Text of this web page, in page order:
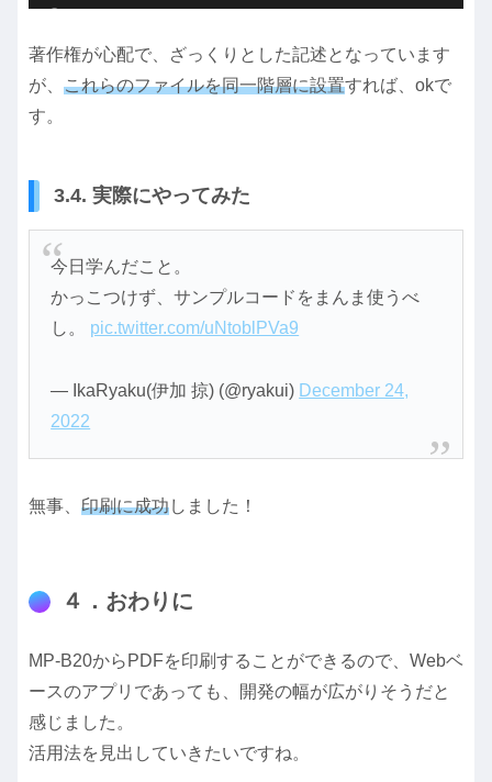
著作権が心配で、ざっくりとした記述となっています
が、 これらのファイルを同一階層に設置すれば、okで
す。
3.4. 実際にやってみた
今日学んだこと。
かっこつけず、サンプルコードをまんま使うべ
し。 pic.twitter.com/uNtoblPVa9
— IkaRyaku(伊加 掠) (@ryakui) December 24,
2022
無事、 印刷に成功しました！
４．おわりに
MP-B20からPDFを印刷することができるので、Webベ
ースのアプリであっても、開発の幅が広がりそうだと
感じました。
活用法を見出していきたいですね。